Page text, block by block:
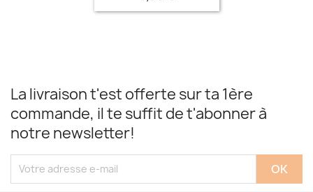
La livraison t'est offerte sur ta 1ère
commande, il te suffit de t'abonner à
notre newsletter!